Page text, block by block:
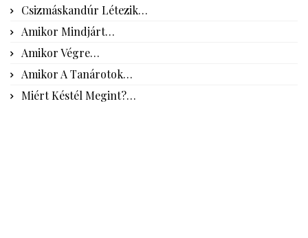
Csizmáskandúr Létezik…
Amikor Mindjárt…
Amikor Végre…
Amikor A Tanárotok…
Miért Késtél Megint?…